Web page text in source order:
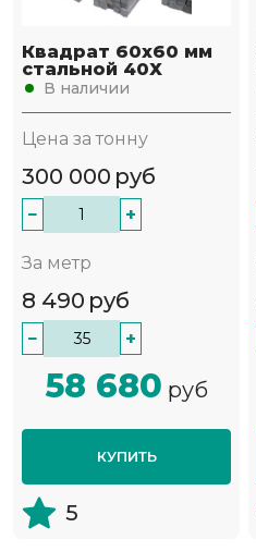
Квадрат 60х60 мм
стальной 40Х
В наличии
Цена за тонну
300 000 руб
− +
За метр
8 490 руб
− +
58 680 руб
КУПИТЬ
5